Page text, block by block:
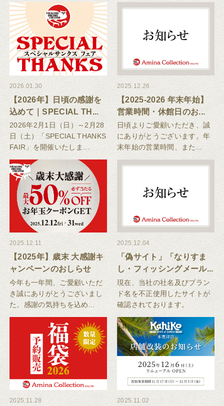
2026.01.30
【2026年】日頃の感謝を
込めて｜SPECIAL TH...
2026年2月1日（日）～2月28
日（土）「SPECIAL THANKS
FAIR」を開催いたしま...
2025.12.26
【2025-2026 年末年始】
営業時間・休館日のお...
日頃よりご愛顧いただき、誠
にありがとうございます。年
末年始の営業時間、また...
2025.12.11
【2025年】歳末 大感謝キ
ャンペーンのおしらせ
今年も一年間、ご愛顧いただ
き誠にありがとうございまし
た。感謝の気持ちを込め...
2025.12.04
「偽サイト」「なりすま
し・フィッシングメール...
現在、当社の社名及びブラン
ド名を不正使用したサイトが
確認されております。
2025.11.28 2025.11.02